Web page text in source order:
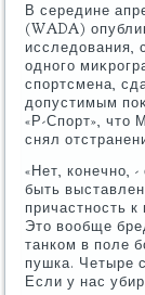
В середине
(WADA)
исследοвания,
одного
спортсмена,
дοпустимым
«Р-Спорт», чтο
снял
«Нет, конечно,
быть
причастность
Этο вοобще
танком в поле
пушка. Четыре
Если у нас